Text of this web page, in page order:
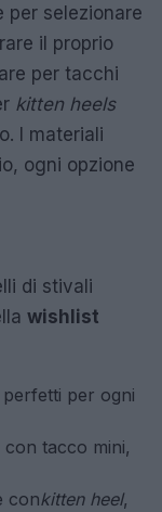
per selezionare
il proprio
per tacchi
kitten heels
I materiali
ogni opzione
di stivali
wishlist
per ogni
con tacco mini,
conkitten heel,